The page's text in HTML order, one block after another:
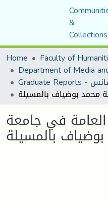
&
Collections
Home
العامة في جامعة
بالمسيلة